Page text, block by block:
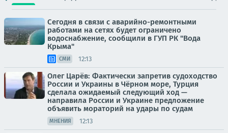
Сегодня в связи с аварийно-ремонтными
работами на сетях будет ограничено
водоснабжение, сообщили в ГУП РК "Вода
Крыма"
СМИ 12:13
Олег Царёв: Фактически запретив судоходство
России и Украины в Чёрном море, Турция
сделала ожидаемый следующий ход —
направила России и Украине предложение
объявить мораторий на удары по судам
МНЕНИЯ 12:13